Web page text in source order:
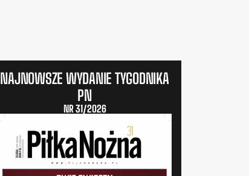
NAJNOWSZE WYDANIE TYGODNIKA
PN
NR 31/2026